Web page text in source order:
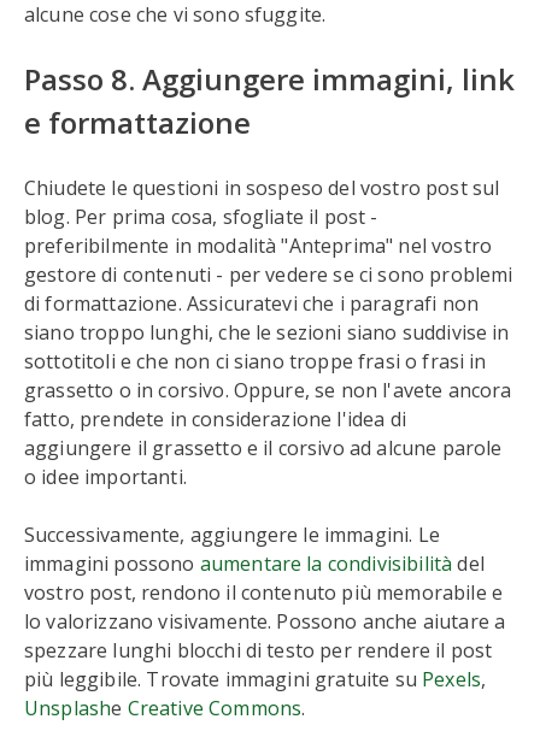
alcune cose che vi sono sfuggite.
Passo 8. Aggiungere immagini, link
e formattazione
Chiudete le questioni in sospeso del vostro post sul
blog. Per prima cosa, sfogliate il post -
preferibilmente in modalità "Anteprima" nel vostro
gestore di contenuti - per vedere se ci sono problemi
di formattazione. Assicuratevi che i paragrafi non
siano troppo lunghi, che le sezioni siano suddivise in
sottotitoli e che non ci siano troppe frasi o frasi in
grassetto o in corsivo. Oppure, se non l'avete ancora
fatto, prendete in considerazione l'idea di
aggiungere il grassetto e il corsivo ad alcune parole
o idee importanti.
Successivamente, aggiungere le immagini. Le
immagini possono aumentare la condivisibilità del
vostro post, rendono il contenuto più memorabile e
lo valorizzano visivamente. Possono anche aiutare a
spezzare lunghi blocchi di testo per rendere il post
più leggibile. Trovate immagini gratuite su Pexels,
Unsplashe Creative Commons.